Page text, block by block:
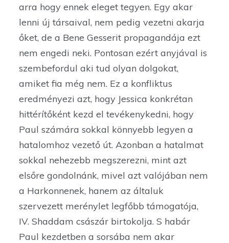
arra hogy ennek eleget tegyen. Egy akar
lenni új társaival, nem pedig vezetni akarja
őket, de a Bene Gesserit propagandája ezt
nem engedi neki. Pontosan ezért anyjával is
szembefordul aki tud olyan dolgokat,
amiket fia még nem. Ez a konfliktus
eredményezi azt, hogy Jessica konkrétan
hittérítőként kezd el tevékenykedni, hogy
Paul számára sokkal könnyebb legyen a
hatalomhoz vezető út. Azonban a hatalmat
sokkal nehezebb megszerezni, mint azt
elsőre gondolnánk, mivel azt valójában nem
a Harkonnenek, hanem az általuk
szervezett merénylet legfőbb támogatója,
IV. Shaddam császár birtokolja. S habár
Paul kezdetben a sorsába nem akar